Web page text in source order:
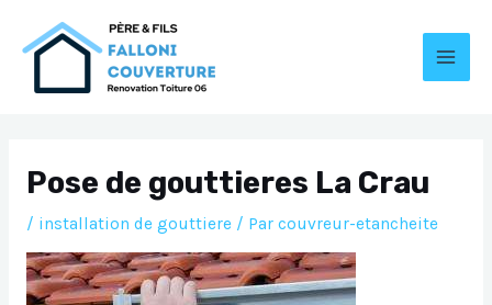
Pose de gouttieres La Crau
/ installation de gouttiere/ Par couvreur-etancheite